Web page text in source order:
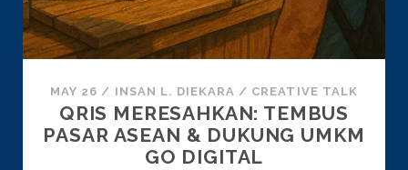
MAY 26 / INSAN L. DIEKARA / CREATIVE TALK
QRIS MERESAHKAN: TEMBUS
PASAR ASEAN & DUKUNG UMKM
GO DIGITAL